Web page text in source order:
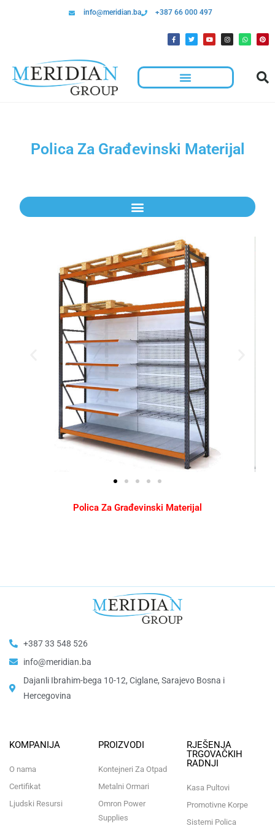
info@meridian.ba +387 66 000 497
Polica Za Građevinski Materijal
Polica Za Građevinski Materijal​
+387 33 548 526
info@meridian.ba
Dajanli Ibrahim-bega 10-12, Ciglane, Sarajevo Bosna i
Hercegovina​
KOMPANIJA
O nama
Certifikat
Ljudski Resursi
PROIZVODI
Kontejneri Za Otpad
Metalni Ormari
Omron Power
Supplies
RJEŠENJA
TRGOVAČKIH
RADNJI
Kasa Pultovi
Promotivne Korpe
Sistemi Polica